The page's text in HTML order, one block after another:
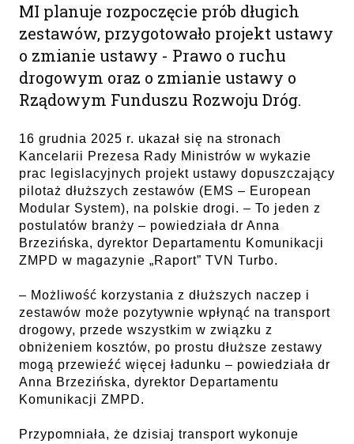
MI planuje rozpoczęcie prób długich
zestawów, przygotowało projekt ustawy
o zmianie ustawy - Prawo o ruchu
drogowym oraz o zmianie ustawy o
Rządowym Funduszu Rozwoju Dróg.
16 grudnia 2025 r. ukazał się na stronach
Kancelarii Prezesa Rady Ministrów w wykazie
prac legislacyjnych projekt ustawy dopuszczający
pilotaż dłuższych zestawów (EMS – European
Modular System), na polskie drogi. – To jeden z
postulatów branży – powiedziała dr Anna
Brzezińska, dyrektor Departamentu Komunikacji
ZMPD w magazynie „Raport” TVN Turbo.
– Możliwość korzystania z dłuższych naczep i
zestawów może pozytywnie wpłynąć na transport
drogowy, przede wszystkim w związku z
obniżeniem kosztów, po prostu dłuższe zestawy
mogą przewieźć więcej ładunku – powiedziała dr
Anna Brzezińska, dyrektor Departamentu
Komunikacji ZMPD.
Przypomniała, że dzisiaj transport wykonuje